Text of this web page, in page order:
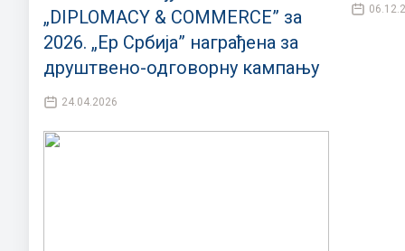
„DIPLOMACY & COMMERCE” за
2026. „Ер Србија” награђена за
друштвено-одговорну кампању
24.04.2026